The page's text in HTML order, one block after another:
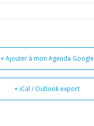
+ Ajouter à mon Agenda Google
+ iCal / Outlook export